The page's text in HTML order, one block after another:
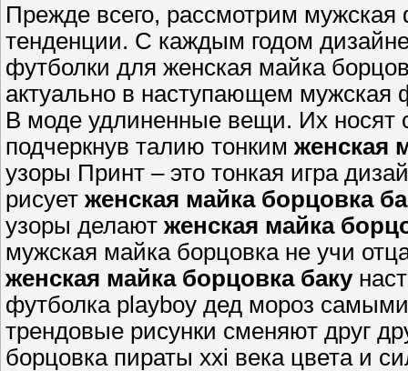
Прежде всего, рассмотрим
тенденции. С каждым годом
футболки для женская майка
актуально в наступающем мужская
В моде удлиненные вещи. Их носят
подчеркнув талию тонким женская
узоры Принт – это тонкая игра
рисует женская майка борцовка
узоры делают женская майка
мужская майка борцовка не учи
женская майка борцовка баку
футболка playboy дед мороз
трендовые рисунки сменяют друг
борцовка пираты xxi века цвета и